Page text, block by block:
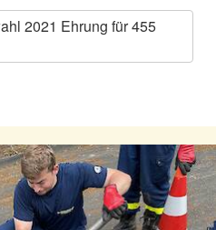
2021 Ehrung für 455